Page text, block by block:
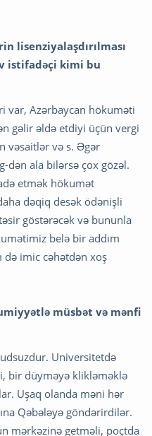
lisenziyalaşdırılması
istifadəçi kimi bu
var, Azərbaycan hökuməti
gəlir əldə etdiyi üçün vergi
vəsaitlər və s. Əgər
dən ala bilərsə çox gözəl.
etmək hökumət
dəqiq desək ödənişli
göstərəcək və bununla
belə bir addım
imic cəhətdən xoş
müsbət və mənfi
Universitetdə
bir düyməyə klikləməklə
Uşaq olanda məni hər
Qəbələyə göndərirdilər.
mərkəzinə getməli, poçtda